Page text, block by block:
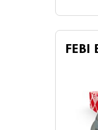
FEBI